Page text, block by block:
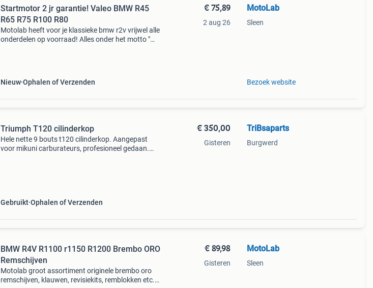
Startmotor 2 jr garantie! Valeo BMW R45
R65 R75 R100 R80
Motolab heeft voor je klassieke bmw r2v vrijwel alle
onderdelen op voorraad! Alles onder het motto "
Nieuw Ophalen of Verzenden
€ 75,89
2 aug 26
MotoLab
Sleen
Bezoek website
Triumph T120 cilinderkop
Hele nette 9 bouts t120 cilinderkop. Aangepast
voor mikuni carburateurs, profesioneel gedaan.
Gebruikt Ophalen of Verzenden
€ 350,00
Gisteren
TriBsaparts
Burgwerd
BMW R4V R1100 r1150 R1200 Brembo ORO
Remschijven
Motolab groot assortiment originele brembo oro
remschijven, klauwen, revisiekits, remblokken etc.
€ 89,98
Gisteren
MotoLab
Sleen